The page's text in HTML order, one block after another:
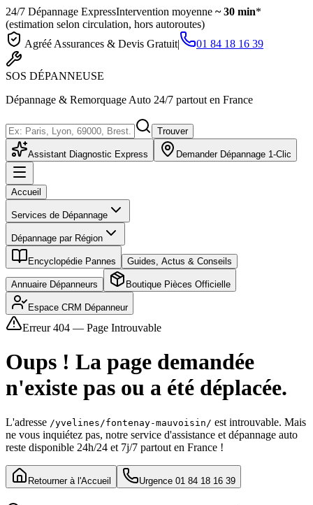
24/7 Dépannage ExpressIntervention moyenne ~ 30 min*
(estimation selon circulation, hors autoroutes)
Agréé Assurances & Devis Gratuit| 01 84 18 16 39
SOS DÉPANNEUSE
Dépannage & Remorquage Auto 24/7 partout en France
Trouver
Assistant Diagnostic Express Demander Dépannage 1-Clic
Accueil
Services de Dépannage
Dépannage par Région
Encyclopédie Pannes Guides, Actus & Conseils
Annuaire Dépanneurs Boutique Pièces Officielle
Espace CRM Dépanneur
Erreur 404 — Page Introuvable
Oups ! La page demandée
n'existe pas ou a été déplacée.
L'adresse /yvelines/fontenay-mauvoisin/ est introuvable. Mais
ne vous inquiétez pas, notre service d'assistance et dépannage auto
reste disponible 24h/24 et 7j/7 partout en France !
Retourner à l'Accueil Urgence 01 84 18 16 39